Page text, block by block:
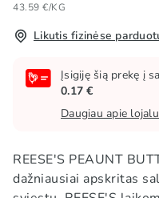
43.59 €/KG
Likutis fizinėse
Įsigiję šią prekę į
0.17 €
Daugiau apie
REESE'S PEAUNT
dažniausiai apskritas